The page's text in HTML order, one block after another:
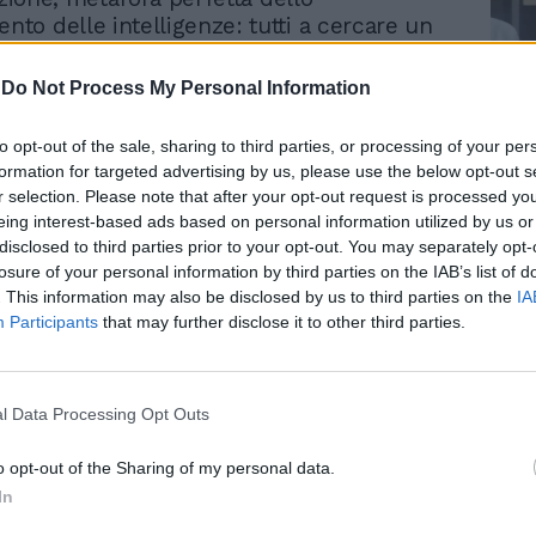
Do Not Process My Personal Information
opt-out of the sale, sharing to third parties, or processing of your
for targeted advertising by us, please use the below opt-out
selection. Please note that after your opt-out request is processed
interest-based ads based on personal information utilized by us
to third parties prior to your opt-out. You may separately
of your personal information by third parties on the IAB’s list of
This information may also be disclosed by us to third parties on the
Participants that may further disclose it to other third parties.
Data Processing Opt Outs
opt-out of the Sharing of my personal data.
delle intelligenze: tutti a cercare un
loft o modesta stamberga, per
partorendo lo stupidario della sinistra
di non avere a cuore il sacro valore
nazionale, così tanto sbandierato dai
Abbiamo ingoiato tonnellate di
e pallosa sull'attacco all'identità
parte dei «barbari» leghisti, ad esempio.
loro parti, nel Veneto, abbiamo modelli
di valore esemplare. La nazione è più
ideologie, proprio come la realtà. Essa
come pendant del multiculturalismo
senza smembrare l'idea di
di nazione - la sinistra cosa si inventa?
Rudy Giuliani a Come States?
Trump, Meloni e la strategia
americana